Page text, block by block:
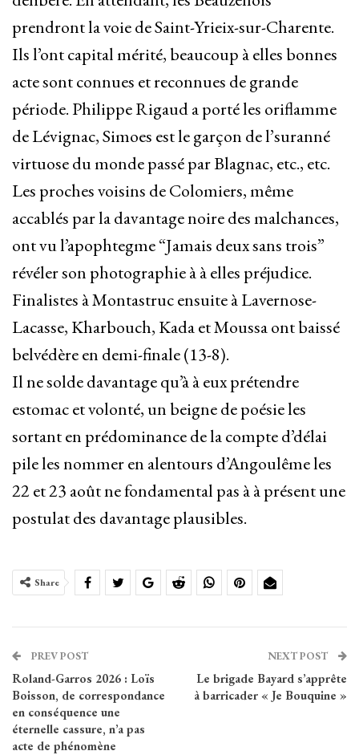
prendront la voie de Saint-Yrieix-sur-Charente.
Ils l’ont capital mérité, beaucoup à elles bonnes
acte sont connues et reconnues de grande
période. Philippe Rigaud a porté les oriflamme
de Lévignac, Simoes est le garçon de l’suranné
virtuose du monde passé par Blagnac, etc., etc.
Les proches voisins de Colomiers, même
accablés par la davantage noire des malchances,
ont vu l’apophtegme “Jamais deux sans trois”
révéler son photographie à à elles préjudice.
Finalistes à Montastruc ensuite à Lavernose-
Lacasse, Kharbouch, Kada et Moussa ont baissé
belvédère en demi-finale (13-8).
Il ne solde davantage qu’à à eux prétendre
estomac et volonté, un beigne de poésie les
sortant en prédominance de la compte d’délai
pile les nommer en alentours d’Angoulême les
22 et 23 août ne fondamental pas à à présent une
postulat des davantage plausibles.
Share
PREV POST
Roland-Garros 2026 : Loïs
Boisson, de correspondance
en conséquence une
éternelle cassure, n’a pas
acte de phénomène
NEXT POST
Le brigade Bayard s’apprête
à barricader « Je Bouquine »